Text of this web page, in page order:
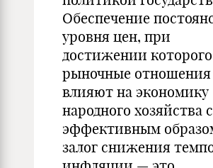
Обеспечение
уровня цен, при
достижении которого
рыночные отношения
влияют на экономику
народного хозяйства
эффективным
залог снижения